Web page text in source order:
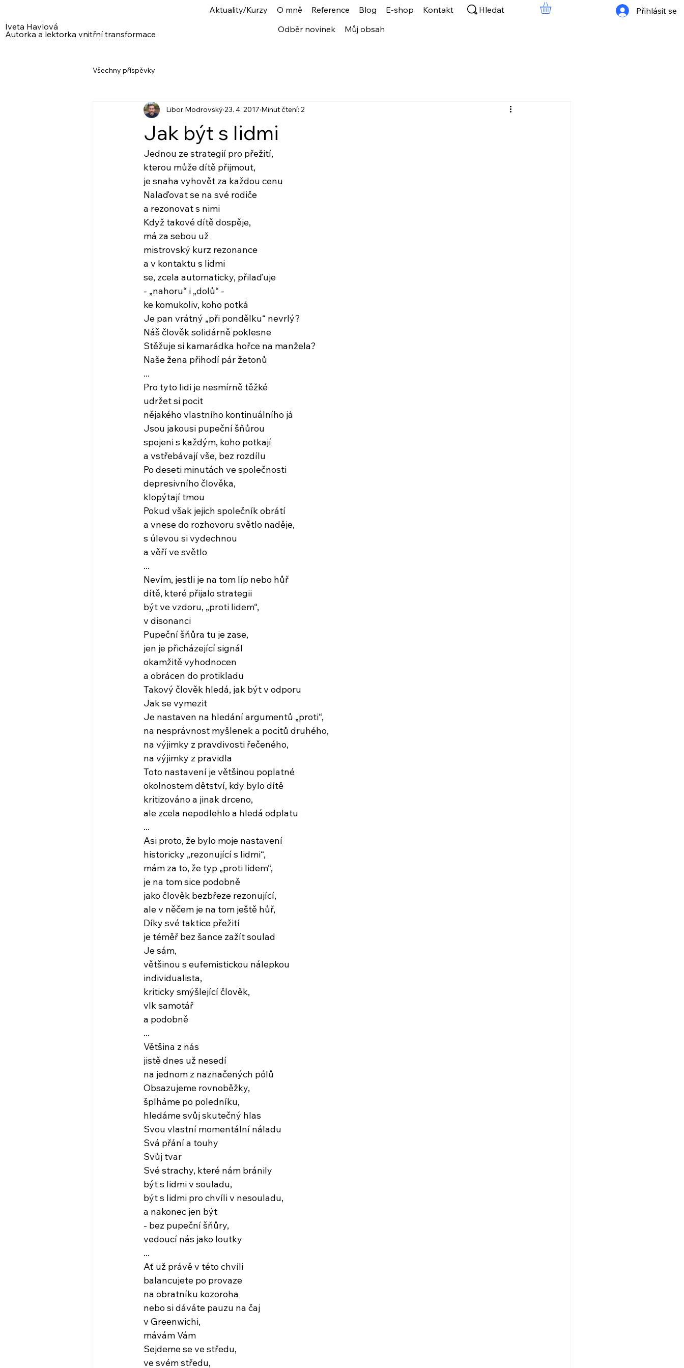
Iveta Havlová
Autorka a lektorka vnitřní transformace
Aktuality/Kurzy O mně Reference Blog E-shop
Kontakt
Odběr novinek
Můj obsah
Přihlásit se
Hledat
Všechny příspěvky
Jak být s lidmi
Libor Modrovský 23. 4. 2017 Minut čtení: 2
Jednou ze strategií pro přežití,
kterou může dítě přijmout,
je snaha vyhovět za každou cenu
Nalaďovat se na své rodiče
a rezonovat s nimi
Když takové dítě dospěje,
má za sebou už
mistrovský kurz rezonance
a v kontaktu s lidmi
se, zcela automaticky, přilaďuje
- „nahoru“ i „dolů“ -
ke komukoliv, koho potká
Je pan vrátný „při pondělku“ nevrlý?
Náš člověk solidárně poklesne
Stěžuje si kamarádka hořce na manžela?
Naše žena přihodí pár žetonů
...
Pro tyto lidi je nesmírně těžké
udržet si pocit
nějakého vlastního kontinuálního já
Jsou jakousi pupeční šňůrou
spojeni s každým, koho potkají
a vstřebávají vše, bez rozdílu
Po deseti minutách ve společnosti
depresivního člověka,
klopýtají tmou
Pokud však jejich společník obrátí
a vnese do rozhovoru světlo naděje,
s úlevou si vydechnou
a věří ve světlo
...
Nevím, jestli je na tom líp nebo hůř
dítě, které přijalo strategii
být ve vzdoru, „proti lidem“,
v disonanci
Pupeční šňůra tu je zase,
jen je přicházející signál
okamžitě vyhodnocen
a obrácen do protikladu
Takový člověk hledá, jak být v odporu
Jak se vymezit
Je nastaven na hledání argumentů „proti“,
na nesprávnost myšlenek a pocitů druhého,
na výjimky z pravdivosti řečeného,
na výjimky z pravidla
Toto nastavení je většinou poplatné
okolnostem dětství, kdy bylo dítě
kritizováno a jinak drceno,
ale zcela nepodlehlo a hledá odplatu
...
Asi proto, že bylo moje nastavení
historicky „rezonující s lidmi“,
mám za to, že typ „proti lidem“,
je na tom sice podobně
jako člověk bezbřeze rezonující,
ale v něčem je na tom ještě hůř,
Díky své taktice přežití
je téměř bez šance zažít soulad
Je sám,
většinou s eufemistickou nálepkou
individualista,
kriticky smýšlející člověk,
vlk samotář
a podobně
...
Většina z nás
jistě dnes už nesedí
na jednom z naznačených pólů
Obsazujeme rovnoběžky,
šplháme po poledníku,
hledáme svůj skutečný hlas
Svou vlastní momentální náladu
Svá přání a touhy
Svůj tvar
Své strachy, které nám bránily
být s lidmi v souladu,
být s lidmi pro chvíli v nesouladu,
a nakonec jen být
- bez pupeční šňůry,
vedoucí nás jako loutky
...
Ať už právě v této chvíli
balancujete po provaze
na obratníku kozoroha
nebo si dáváte pauzu na čaj
v Greenwichi,
mávám Vám
Sejdeme se ve středu,
ve svém středu,